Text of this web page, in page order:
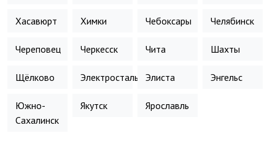
Хасавюрт Химки Чебоксары Челябинск
Череповец Черкесск Чита Шахты
Щёлково Электросталь Элиста Энгельс
Южно-
Сахалинск
Якутск Ярославль